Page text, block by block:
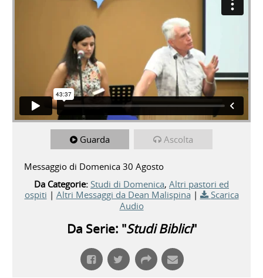
Guarda Ascolta
Messaggio di Domenica 30 Agosto
Da Categorie: Studi di Domenica, Altri pastori ed
ospiti | Altri Messaggi da Dean Malispina |
Scarica
Audio
Da Serie: "Studi Biblici"